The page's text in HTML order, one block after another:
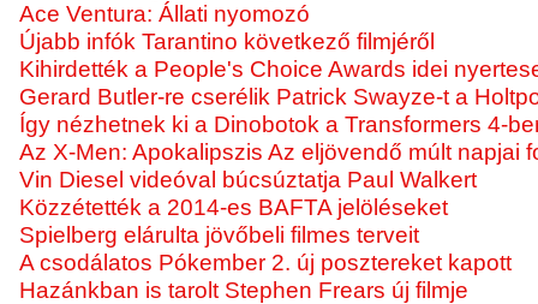
Ace Ventura: Állati nyomozó
Újabb infók Tarantino következő filmjéről
Kihirdették a People's Choice Awards idei
Gerard Butler-re cserélik Patrick Swayze-t a
Így nézhetnek ki a Dinobotok a Transformers 4-
Az X-Men: Apokalipszis Az eljövendő múlt napjai
Vin Diesel videóval búcsúztatja Paul Walkert
Közzétették a 2014-es BAFTA jelöléseket
Spielberg elárulta jövőbeli filmes terveit
A csodálatos Pókember 2. új posztereket kapott
Hazánkban is tarolt Stephen Frears új filmje